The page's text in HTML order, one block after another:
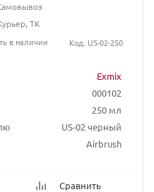
Exmix
000102
250 мл
US-02 черный
Airbrush
Сравнить
ТК
в наличии
Код: US-02-250